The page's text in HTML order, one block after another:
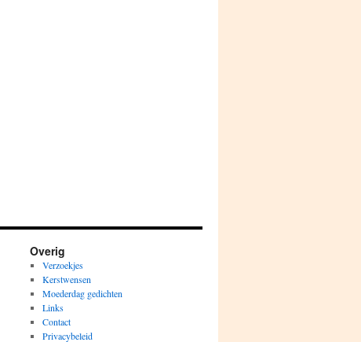
Overig
Verzoekjes
Kerstwensen
Moederdag gedichten
Links
Contact
Privacybeleid